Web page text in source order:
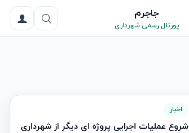
جاجرم
پورتال رسمی شهرداری
اخبار
شروع عملیات اجرایی پروژه ای دیگر از شهرداری